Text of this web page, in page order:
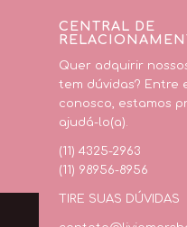
CENTRAL DE
Quer adquirir
tem dúvidas? Entre
conosco, estamos
ajudá-lo(a).
(11) 4325-2963
(11) 98956-8956
TIRE SUAS DÚVIDAS